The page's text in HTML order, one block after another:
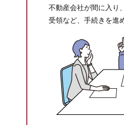
不動産会社が間に入り
受領など、手続きを進